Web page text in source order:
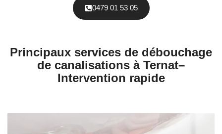
0479 01 53 05
Principaux services de débouchage
de canalisations à Ternat–
Intervention rapide